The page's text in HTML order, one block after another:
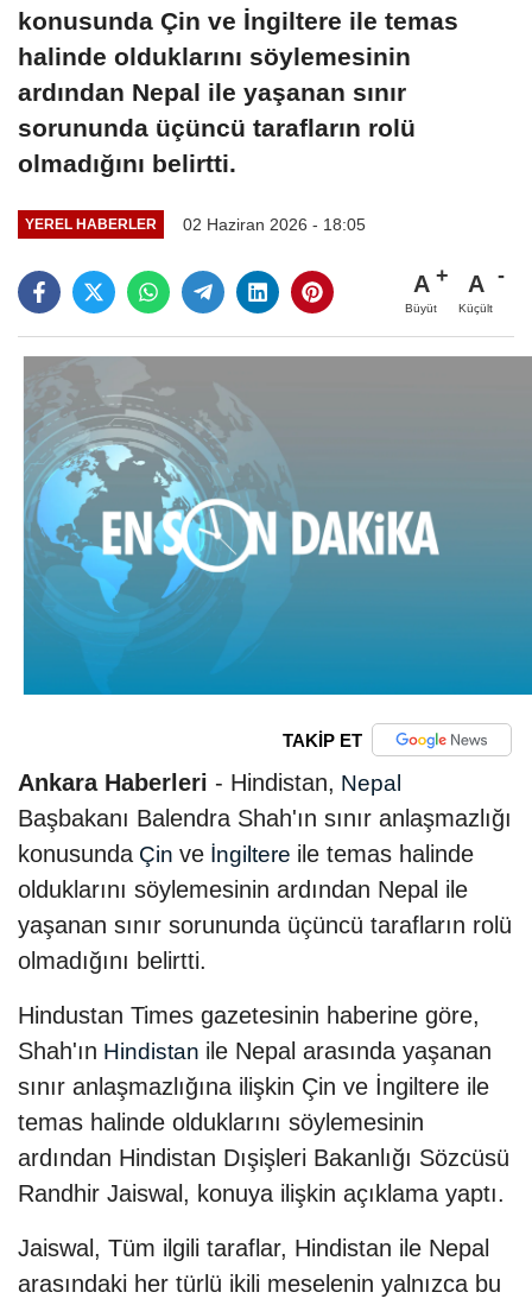
konusunda Çin ve İngiltere ile temas
halinde olduklarını söylemesinin
ardından Nepal ile yaşanan sınır
sorununda üçüncü tarafların rolü
olmadığını belirtti.
YEREL HABERLER 02 Haziran 2026 - 18:05
A
Büyüt
A
Küçült
TAKİP ET
Ankara Haberleri - Hindistan, Nepal
Başbakanı Balendra Shah'ın sınır anlaşmazlığı
konusundaÇin ve İngiltere ile temas halinde
olduklarını söylemesinin ardından Nepal ile
yaşanan sınır sorununda üçüncü tarafların rolü
olmadığını belirtti.
Hindustan Times gazetesinin haberine göre,
Shah'ın Hindistan ile Nepal arasında yaşanan
sınır anlaşmazlığına ilişkin Çin ve İngiltere ile
temas halinde olduklarını söylemesinin
ardından Hindistan Dışişleri Bakanlığı Sözcüsü
Randhir Jaiswal, konuya ilişkin açıklama yaptı.
Jaiswal, Tüm ilgili taraflar, Hindistan ile Nepal
arasındaki her türlü ikili meselenin yalnızca bu